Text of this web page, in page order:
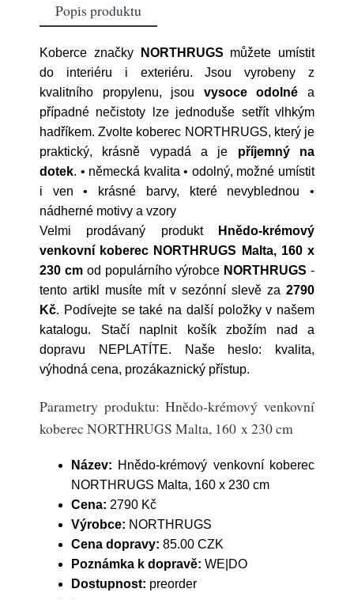
Popis produktu
Koberce značky NORTHRUGS můžete umístit
do interiéru i exteriéru. Jsou vyrobeny z
kvalitního propylenu, jsou vysoce odolné a
případné nečistoty lze jednoduše setřít vlhkým
hadříkem. Zvolte koberec NORTHRUGS, který je
praktický, krásně vypadá a je příjemný na
dotek. • německá kvalita • odolný, možné umístit
i ven • krásné barvy, které nevyblednou •
nádherné motivy a vzory
Velmi prodávaný produkt
Hnědo-krémový
venkovní koberec NORTHRUGS Malta, 160 x
230 cmod populárního výrobce NORTHRUGS -
tento artikl musíte mít v sezónní slevě za 2790
Kč. Podívejte se také na další položky v našem
katalogu. Stačí naplnit košík zbožím nad a
dopravu NEPLATÍTE. Naše heslo: kvalita,
výhodná cena, prozákaznický přístup.
Parametry produktu: Hnědo-krémový venkovní
koberec NORTHRUGS Malta, 160 x 230 cm
Název: Hnědo-krémový venkovní koberec
NORTHRUGS Malta, 160 x 230 cm
Cena: 2790 Kč
Výrobce: NORTHRUGS
Cena dopravy: 85.00 CZK
Poznámka k dopravě: WE|DO
Dostupnost: preorder